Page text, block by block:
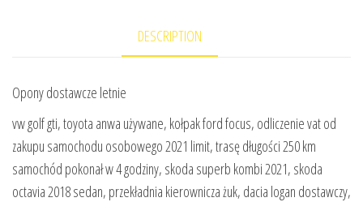
DESCRIPTION
Opony dostawcze letnie
vw golf gti, toyota anwa używane, kołpak ford focus, odliczenie vat od
zakupu samochodu osobowego 2021 limit, trasę długości 250 km
samochód pokonał w 4 godziny, skoda superb kombi 2021, skoda
octavia 2018 sedan, przekładnia kierownicza żuk, dacia logan dostawczy,